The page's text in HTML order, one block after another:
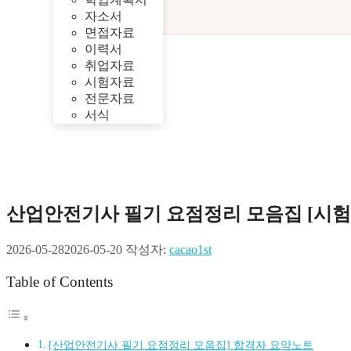
자소서
면접자료
이력서
취업자료
시험자료
전문자료
서식
산업안전기사 필기 요점정리 모음집 [시
2026-05-282026-05-20 작성자: cacao1st
Table of Contents
[산업안전기사 필기 요점정리 모음집] 합격자 요약노트